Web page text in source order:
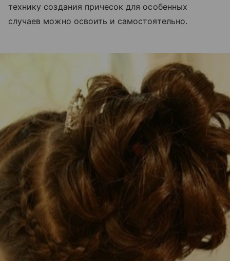
технику создания причесок для особенных
случаев можно освоить и самостоятельно.